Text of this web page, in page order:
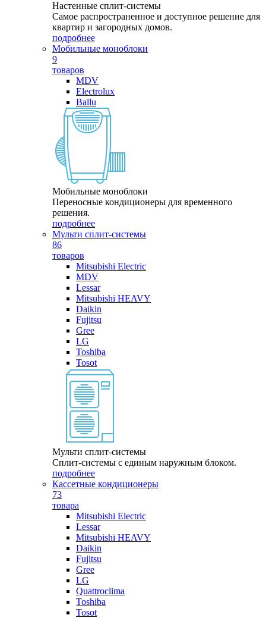
Настенные сплит-системы
Самое распространенное и доступное решение для
квартир и загородных домов.
подробнее
Мобильные моноблоки
9
товаров
MDV
Electrolux
Ballu
Мобильные моноблоки
Переносные кондиционеры для временного
решения.
подробнее
Мульти сплит-системы
86
товаров
Mitsubishi Electric
MDV
Lessar
Mitsubishi HEAVY
Daikin
Fujitsu
Gree
LG
Toshiba
Tosot
Мульти сплит-системы
Сплит-системы с единым наружным блоком.
подробнее
Кассетные кондиционеры
73
товара
Mitsubishi Electric
Lessar
Mitsubishi HEAVY
Daikin
Fujitsu
Gree
LG
Quattroclima
Toshiba
Tosot